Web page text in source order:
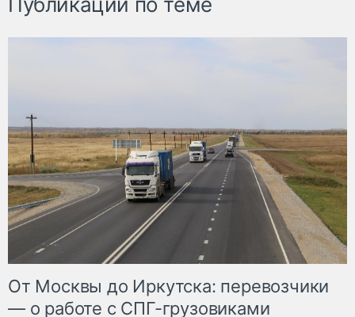
От Москвы до Иркутска: перевозчики
— о работе с СПГ-грузовиками